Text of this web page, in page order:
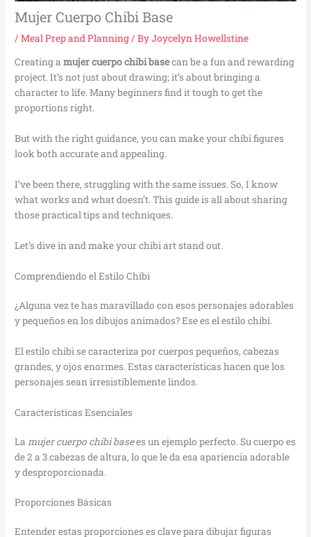
Mujer Cuerpo Chibi Base
/Meal Prep and Planning / ByJoycelyn Howellstine
Creating amujer cuerpo chibi basecan be a fun and rewarding
project. It’s not just about drawing; it’s about bringing a
character to life. Many beginners find it tough to get the
proportions right.
But with the right guidance, you can make your chibi figures
look both accurate and appealing.
I’ve been there, struggling with the same issues. So, I know
what works and what doesn’t. This guide is all about sharing
those practical tips and techniques.
Let’s dive in and make your chibi art stand out.
Comprendiendo el Estilo Chibi
¿Alguna vez te has maravillado con esos personajes adorables
y pequeños en los dibujos animados? Ese es el estilo chibi.
El estilo chibi se caracteriza por cuerpos pequeños, cabezas
grandes, y ojos enormes. Estas características hacen que los
personajes sean irresistiblemente lindos.
Características Esenciales
La mujer cuerpo chibi basees un ejemplo perfecto. Su cuerpo es
de 2 a 3 cabezas de altura, lo que le da esa apariencia adorable
y desproporcionada.
Proporciones Básicas
Entender estas proporciones es clave para dibujar figuras